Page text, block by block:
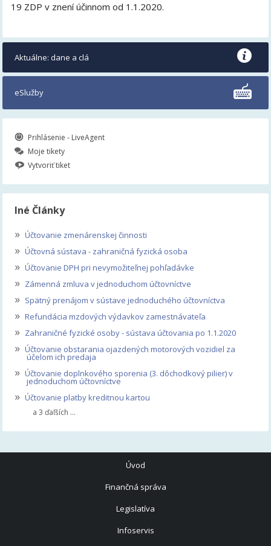
19 ZDP v znení účinnom od 1.1.2020.
Aktuálne: dane a clá
eSlužby
Prihlásenie - LiveAgent
Moje tikety
Vytvoriť tiket
Iné Články
» Účtovanie zmenárenskej činnosti
» Účtovná sústava - zahraničná fyzická osoba
» Účtovanie DPH pri nevymožiteľnej pohľadávke
» Zámenná zmluva v jednoduchom účtovníctve
» Spätný prenájom v sústave jednoduchého účtovníctva
» Refundácia mzdových výdavkov zamestnávateľa
» Zahraničné fyzické osoby - sústava účtovania po 1.1.2020
» Účtovanie obstarania ojazdených motorových vozidiel za
účelom ich predaja
» Účtovanie doplnkového sporenia (3. dôchodkový pilier) v
jednoduchom účtovníctve
» Účtovanie platby kreditnou kartou
a 3 ďaľších ...
Úvod
Finančná správa
Legislatíva
Infoservis